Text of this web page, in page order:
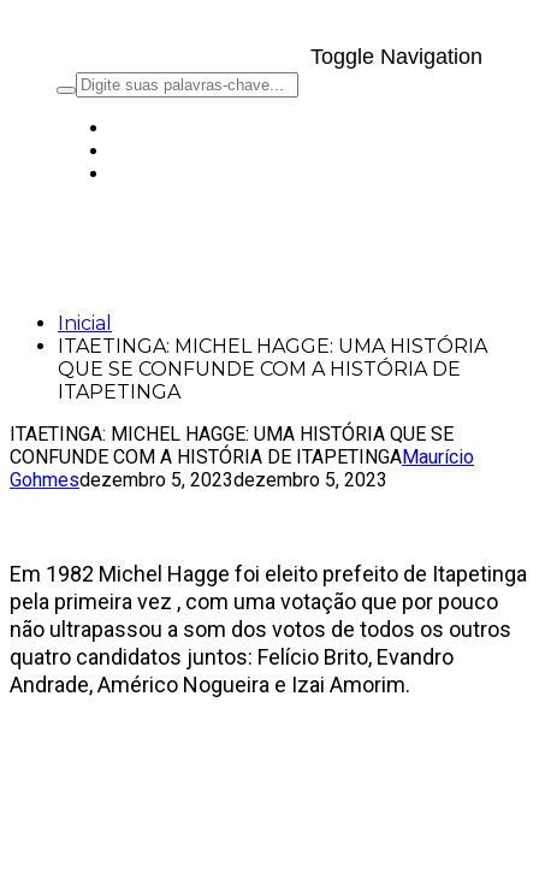
Toggle Navigation
Inicial
ITAETINGA: MICHEL HAGGE: UMA HISTÓRIA
QUE SE CONFUNDE COM A HISTÓRIA DE
ITAPETINGA
ITAETINGA: MICHEL HAGGE: UMA HISTÓRIA QUE SE
CONFUNDE COM A HISTÓRIA DE ITAPETINGAMaurício
Gohmesdezembro 5, 2023dezembro 5, 2023
Em 1982 Michel Hagge foi eleito prefeito de Itapetinga
pela primeira vez , com uma votação que por pouco
não ultrapassou a som dos votos de todos os outros
quatro candidatos juntos: Felício Brito, Evandro
Andrade, Américo Nogueira e Izai Amorim.